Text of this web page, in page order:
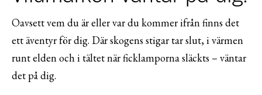
Oavsett vem du är eller var du kommer ifrån finns det
ett äventyr för dig. Där skogens stigar tar slut, i värmen
runt elden och i tältet när ficklamporna släckts – väntar
det på dig.